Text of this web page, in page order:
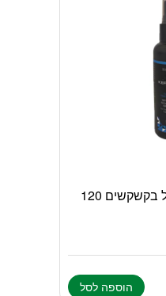
קרנוקס ספריי לטיפול בקשקשים 120
הוספה לסל